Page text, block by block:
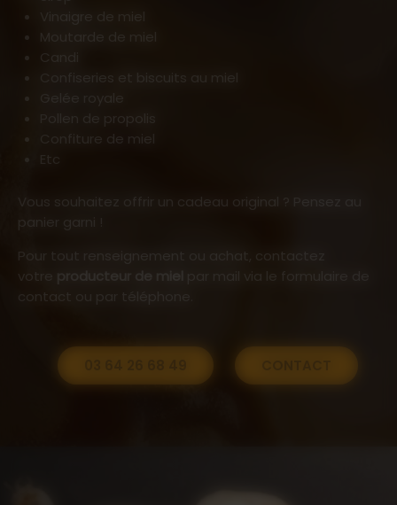
Vinaigre de miel
Moutarde de miel
Confiseries et biscuits au miel
Pollen de propolis
Confiture de miel
Vous souhaitez offrir un cadeau original ? Pensez au
panier garni !
Pour tout renseignement ou achat, contactez
producteur de miel
par mail via le formulaire de
contact ou par téléphone.